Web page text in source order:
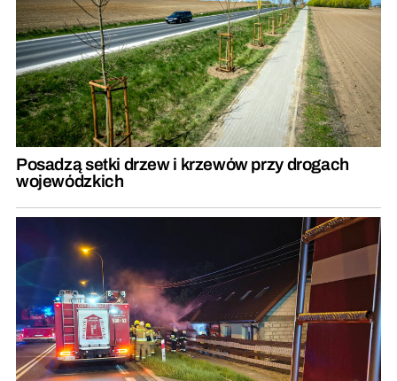
Posadzą setki drzew i krzewów przy drogach
wojewódzkich